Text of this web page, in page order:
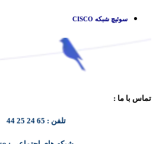
سوئیچ شبکه CISCO
تماس با ما :
تلفن : 65 24 25 44 (021)